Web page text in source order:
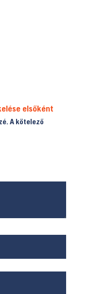
elsőként
A kötelező